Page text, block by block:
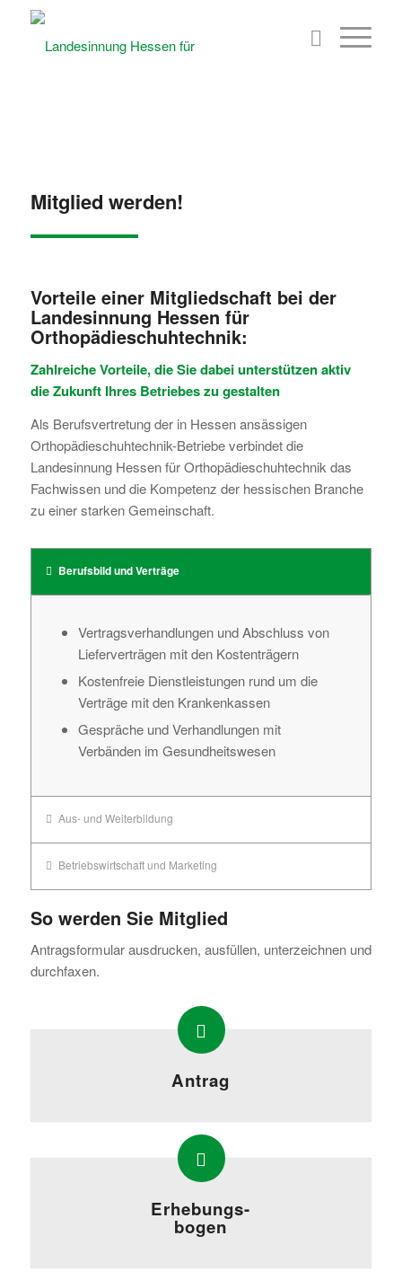
Mitglied werden!
Vorteile einer Mitgliedschaft bei der
Landesinnung Hessen für
Orthopädieschuhtechnik:
Zahlreiche Vorteile, die Sie dabei unterstützen aktiv
die Zukunft Ihres Betriebes zu gestalten
Als Berufsvertretung der in Hessen ansässigen
Orthopädieschuhtechnik-Betriebe verbindet die
Landesinnung Hessen für Orthopädieschuhtechnik das
Fachwissen und die Kompetenz der hessischen Branche
zu einer starken Gemeinschaft.
Berufsbild und Verträge
Vertragsverhandlungen und Abschluss von
Lieferverträgen mit den Kostenträgern
Kostenfreie Dienstleistungen rund um die
Verträge mit den Krankenkassen
Gespräche und Verhandlungen mit
Verbänden im Gesundheitswesen
Aus- und Weiterbildung
Betriebswirtschaft und Marketing
So werden Sie Mitglied
Antragsformular ausdrucken, ausfüllen, unterzeichnen und
durchfaxen.
Antrag
Erhebungs-
bogen